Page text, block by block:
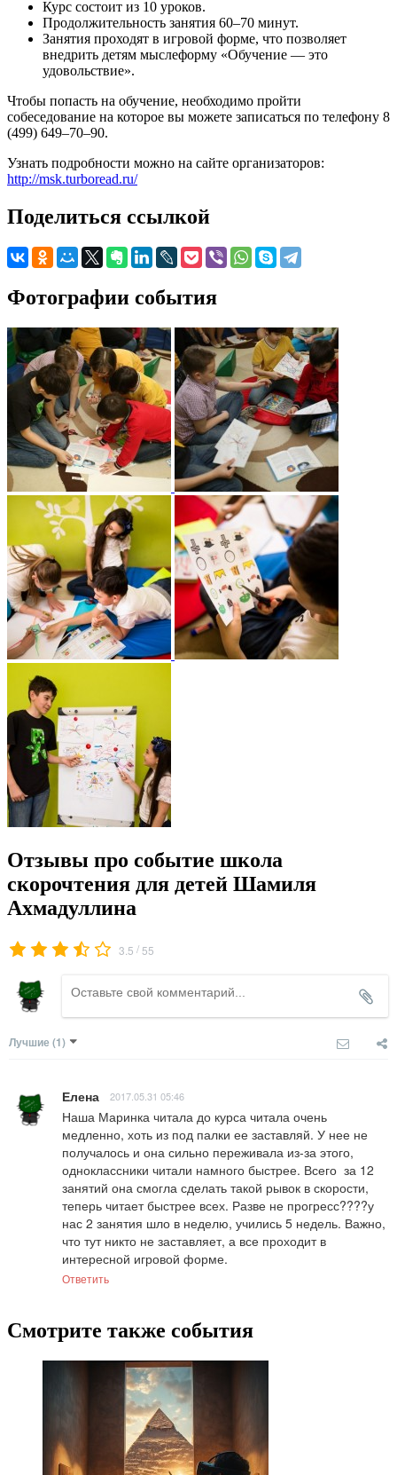
Курс состоит из 10 уроков.
Продолжительность занятия 60–70 минут.
Занятия проходят в игровой форме, что позволяет
внедрить детям мыслеформу «Обучение — это
удовольствие».
Чтобы попасть на обучение, необходимо пройти
собеседование на которое вы можете записаться по телефону 8
(499) 649–70–90.
Узнать подробности можно на сайте организаторов:
http://msk.turboread.ru/
Поделиться ссылкой
Фотографии события
Отзывы про событие школа
скорочтения для детей Шамиля
Ахмадуллина
3.5 / 55
Лучшие (1)
Елена 2017.05.31 05:46
Наша Маринка читала до курса читала очень
медленно, хоть из под палки ее заставляй. У нее не
получалось и она сильно переживала из-за этого,
одноклассники читали намного быстрее. Всего  за 12
занятий она смогла сделать такой рывок в скорости,
теперь читает быстрее всех. Разве не прогресс????у
нас 2 занятия шло в неделю, учились 5 недель. Важно,
что тут никто не заставляет, а все проходит в
интересной игровой форме.
Ответить
Смотрите также события